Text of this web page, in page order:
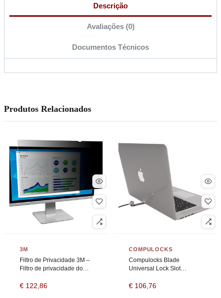
Descrição
Avaliações (0)
Documentos Técnicos
Produtos Relacionados
3M
Filtro de Privacidade 3M –
Filtro de privacidade do
€ 122,86
COMPULOCKS
Compulocks Blade
Universal Lock Slot
Lock – Kit de segurança
€ 106,76